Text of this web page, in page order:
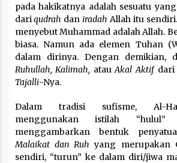
pada hakikatnya adalah sesuatu
dariqudrah dan iradah Allah itu
menyebut Muhammad adalah Allah.
biasa. Namun ada elemen Tuhan
dalam dirinya. Dengan demikian,
Ruhullah, Kalimah, atauAkal Aktifdari
Tajalli-Nya.
Dalam tradisi sufisme, Al-
menggunakan istilah
menggambarkan bentuk
Malaikat dan Ruh yang merupakan
sendiri, “turun” ke dalam diri/jiwa